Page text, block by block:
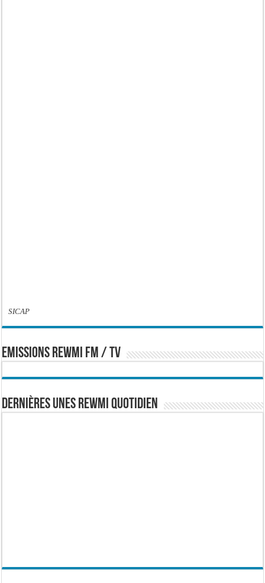
SICAP
EMISSIONS REWMI FM / TV
Dernières Unes Rewmi Quotidien